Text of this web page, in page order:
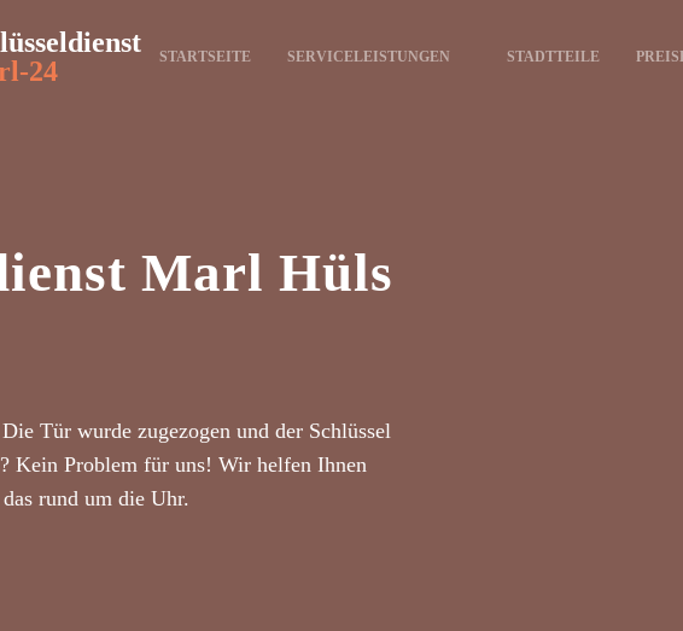
24
STARTSEITE SERVICELEISTUNGEN STADTTEILE
Marl Hüls
Tür wurde zugezogen und der Schlüssel
Kein Problem für uns! Wir helfen Ihnen
rund um die Uhr.